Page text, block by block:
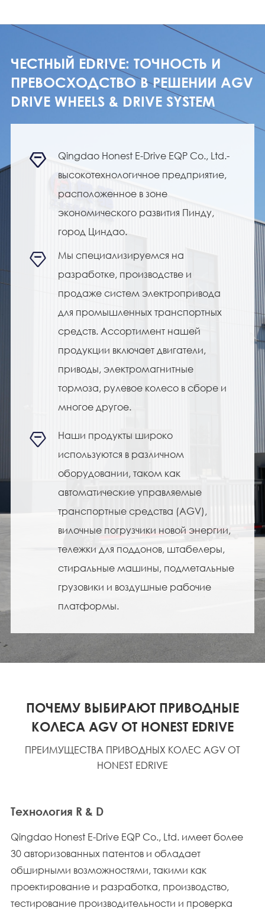
ЧЕСТНЫЙ EDRIVE: ТОЧНОСТЬ И
ПРЕВОСХОДСТВО В РЕШЕНИИ AGV
DRIVE WHEELS & DRIVE SYSTEM



Qingdao Honest E-Drive EQP Co., Ltd.-
высокотехнологичное предприятие,
расположенное в зоне
экономического развития Пинду,
город Циндао.

Мы специализируемся на
разработке, производстве и
продаже систем электропривода
для промышленных транспортных
средств. Ассортимент нашей
продукции включает двигатели,
приводы, электромагнитные
тормоза, рулевое колесо в сборе и
многое другое.

Наши продукты широко
используются в различном
оборудовании, таком как
автоматические управляемые
транспортные средства (AGV),
вилочные погрузчики новой энергии,
тележки для поддонов, штабелеры,
стиральные машины, подметальные
грузовики и воздушные рабочие
платформы.
ПОЧЕМУ ВЫБИРАЮТ ПРИВОДНЫЕ
КОЛЕСА AGV ОТ HONEST EDRIVE
ПРЕИМУЩЕСТВА ПРИВОДНЫХ КОЛЕС AGV ОТ
HONEST EDRIVE
Технология R & D
Qingdao Honest E-Drive EQP Co., Ltd. имеет более
30 авторизованных патентов и обладает
обширными возможностями, такими как
проектирование и разработка, производство,
тестирование производительности и проверка